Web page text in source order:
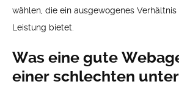
wählen, die ein ausgewogenes
Leistung bietet.
Was eine gute
einer schlechten